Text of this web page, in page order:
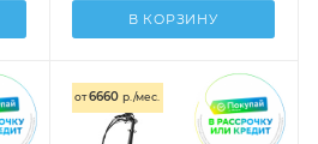
В КОРЗИНУ
от6660 р./мес.